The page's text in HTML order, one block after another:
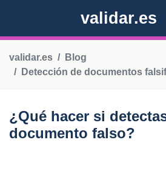
validar.es
validar.es
Blog
Detección de documentos
¿Qué hacer si
documento falso?